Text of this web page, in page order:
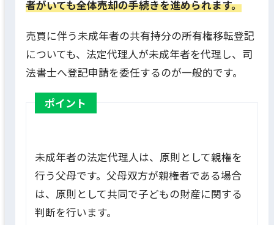
者がいても全体売却の手続きを進められます。
売買に伴う未成年者の共有持分の所有権移転登記
についても、法定代理人が未成年者を代理し、司
法書士へ登記申請を委任するのが一般的です。
ポイント
未成年者の法定代理人は、原則として親権を
行う父母です。父母双方が親権者である場合
は、原則として共同で子どもの財産に関する
判断を行います。